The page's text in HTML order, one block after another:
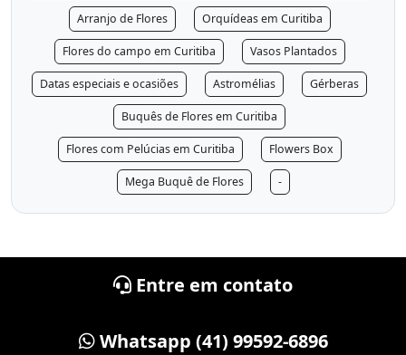
Arranjo de Flores Orquídeas em Curitiba
Flores do campo em Curitiba Vasos Plantados
Datas especiais e ocasiões Astromélias Gérberas
Buquês de Flores em Curitiba
Flores com Pelúcias em Curitiba Flowers Box
Mega Buquê de Flores -
Entre em contato
Whatsapp (41) 99592-6896